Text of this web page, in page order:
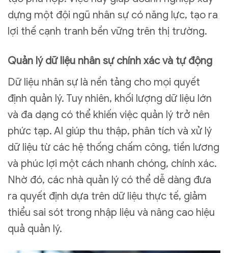
dựng một đội ngũ nhân sự có năng lực, tạo ra
lợi thế cạnh tranh bền vững trên thị trường.
Quản lý dữ liệu nhân sự chính xác và tự động
Dữ liệu nhân sự là nền tảng cho mọi quyết
định quản lý. Tuy nhiên, khối lượng dữ liệu lớn
và đa dạng có thể khiến việc quản lý trở nên
phức tạp. AI giúp thu thập, phân tích và xử lý
dữ liệu từ các hệ thống chấm công, tiền lương
và phúc lợi một cách nhanh chóng, chính xác.
Nhờ đó, các nhà quản lý có thể dễ dàng đưa
ra quyết định dựa trên dữ liệu thực tế, giảm
thiểu sai sót trong nhập liệu và nâng cao hiệu
quả quản lý.